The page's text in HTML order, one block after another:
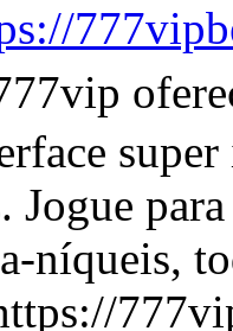
Jogue
níqueis,